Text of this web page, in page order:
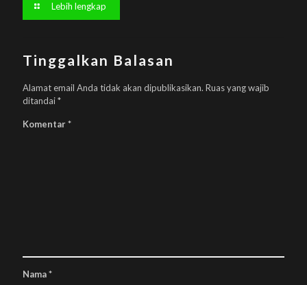
Lebih lengkap
Tinggalkan Balasan
Alamat email Anda tidak akan dipublikasikan. Ruas yang wajib
ditandai*
Komentar*
Nama*